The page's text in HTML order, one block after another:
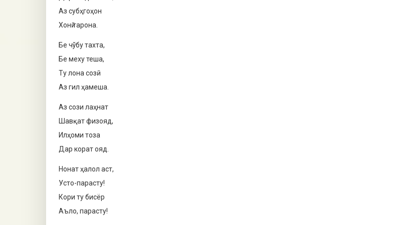
Аз субҳгоҳон
Хонӣ тарона.
Бе чўбу тахта,
Бе меху теша,
Ту лона созӣ
Аз гил ҳамеша.
Аз сози лаҳнат
Шавқат физояд,
Илҳоми тоза
Дар корат ояд.
Нонат ҳалол аст,
Усто-парасту!
Кори ту бисёр
Аъло, парасту!